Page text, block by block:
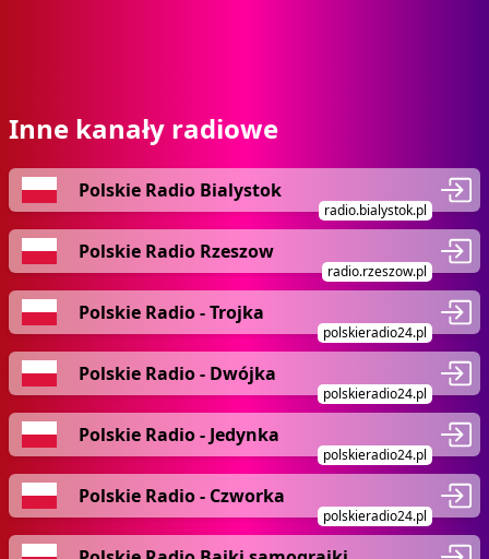
Inne kanały radiowe
Polskie Radio Bialystok
radio.bialystok.pl
Polskie Radio Rzeszow
radio.rzeszow.pl
Polskie Radio - Trojka
polskieradio24.pl
Polskie Radio - Dwójka
polskieradio24.pl
Polskie Radio - Jedynka
polskieradio24.pl
Polskie Radio - Czworka
polskieradio24.pl